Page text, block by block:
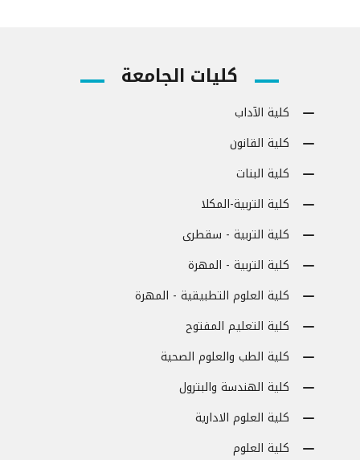
كليات الجامعة
كلية الآداب
كلية القانون
كلية البنات
كلية التربية-المكلا
كلية التربية - سقطرى
كلية التربية - المهرة
كلية العلوم التطبيقية - المهرة
كلية التعليم المفتوح
كلية الطب والعلوم الصحية
كلية الهندسة والبترول
كلية العلوم الادارية
كلية العلوم